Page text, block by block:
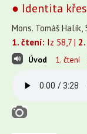
● Identita
Mons. Tomáš
1. čtení: Iz 58,7 |
Úvod 1. čtení